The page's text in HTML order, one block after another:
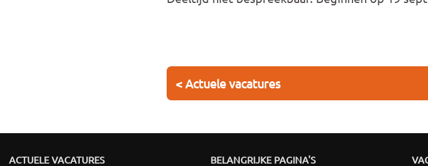
< Actuele vacatures
ACTUELE VACATURES BELANGRIJKE PAGINA'S